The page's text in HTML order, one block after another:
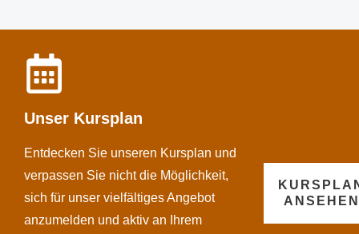
Unser Kursplan
Entdecken Sie unseren Kursplan und
verpassen Sie nicht die Möglichkeit,
sich für unser vielfältiges Angebot
anzumelden und aktiv an Ihrem
ANSEHEN